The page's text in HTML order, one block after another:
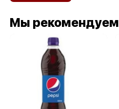
Мы рекомендуем